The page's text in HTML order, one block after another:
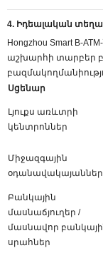
4. Իդեալական
Hongzhou Smart B-
աշխարհի տարբեր
Սցենար
Լյուքս առևտրի
կենտրոններ
Միջազգային
օդանավակայաններ
Բանկային
մասնաճյուղեր /
մասնավոր
սրահներ